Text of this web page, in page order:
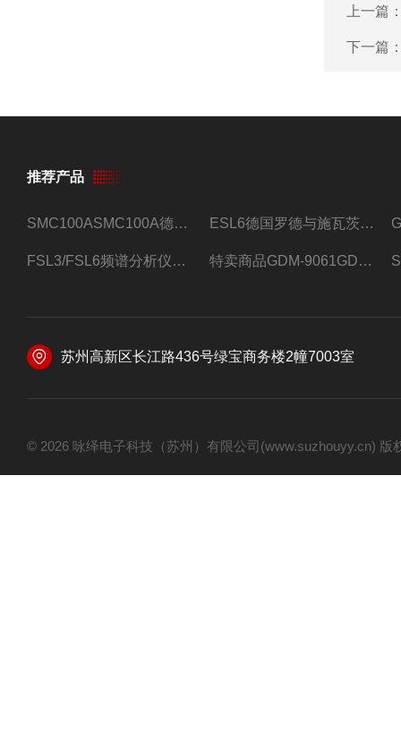
上一篇
下一篇
推荐产品
SMC100ASMC100A德国罗德与施瓦茨射频信号源 ESL6德国罗德与施瓦茨预认证EMI接收机
FSL3/FSL6频谱分析仪FSL3/FSL6罗德与施瓦茨 特卖商品GDM-9061GDM-9061台式万用表
苏州高新区长江路436号绿宝商务楼2幢7003室
© 2026 咏绎电子科技（苏州）有限公司(www.suzhouyy.cn)